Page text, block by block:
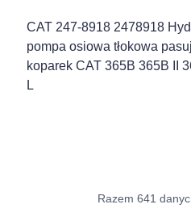
CAT 247-8918 2478918
pompa osiowa tłokowa
koparek CAT 365B 365B II
L
Razem 641